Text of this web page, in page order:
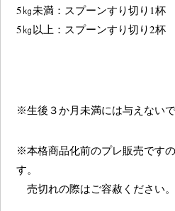
5㎏未満：スプーンすり切り1杯
5㎏以上：スプーンすり切り2杯
※生後３か月未満には与えないで
※本格商品化前のプレ販売です
す。
売切れの際はご容赦ください。